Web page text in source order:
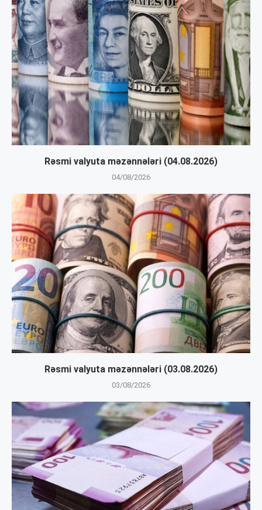
Rəsmi valyuta məzənnələri (04.08.2026)
04/08/2026
Rəsmi valyuta məzənnələri (03.08.2026)
03/08/2026